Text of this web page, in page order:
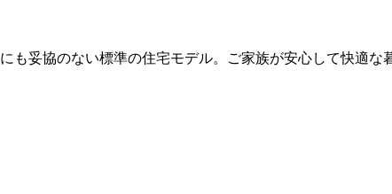
妥協のない標準の住宅モデル。ご家族が安心して快適な